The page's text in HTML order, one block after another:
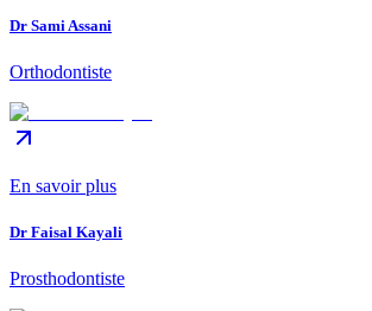
Dr Sami Assani
Orthodontiste
En savoir plus
Dr Faisal Kayali
Prosthodontiste